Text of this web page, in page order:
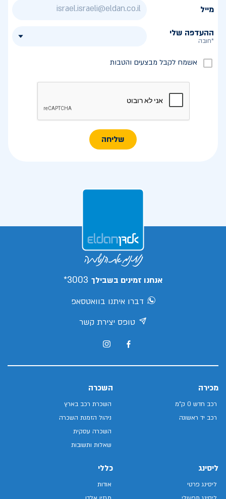
מייל
ההעדפה שלי
*חובה
אשמח לקבל מבצעים והטבות
שליחה
אנחנו זמינים בשבילך 3003*
דברו איתנו בוואטסאפ
טופס יצירת קשר
מכירה
רכב חדש 0 ק"מ
רכב יד ראשונה
השכרה
השכרת רכב בארץ
ניהול הזמנת השכרה
השכרה עסקית
שאלות ותשובות
ליסינג
ליסינג פרטי
כללי
אודות